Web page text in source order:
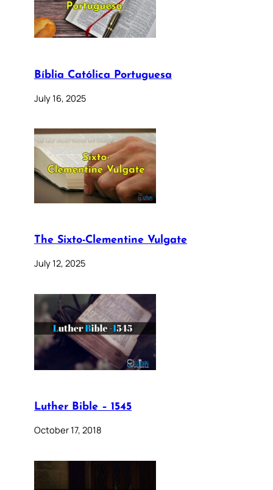
Bíblia Católica Portuguesa
July 16, 2025
The Sixto-Clementine Vulgate
July 12, 2025
Luther Bible – 1545
October 17, 2018